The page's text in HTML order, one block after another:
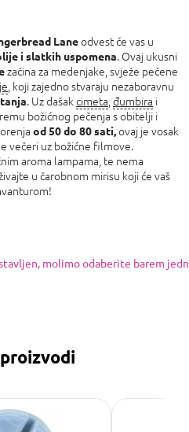
Laneodvest će vas u
i slatkih uspomena. Ovaj ukusni
začina za medenjake, svježe pečene
, koji zajedno stvaraju nezaboravnu
. Uz dašak cimeta đumbira i
božićnog pečenja s obitelji i
od 50 do 80 sati,ovaj je vosak
večeri uz božićne filmove.
aroma lampama, te nema
u čarobnom mirisu koji će vaš
molimo odaberite barem